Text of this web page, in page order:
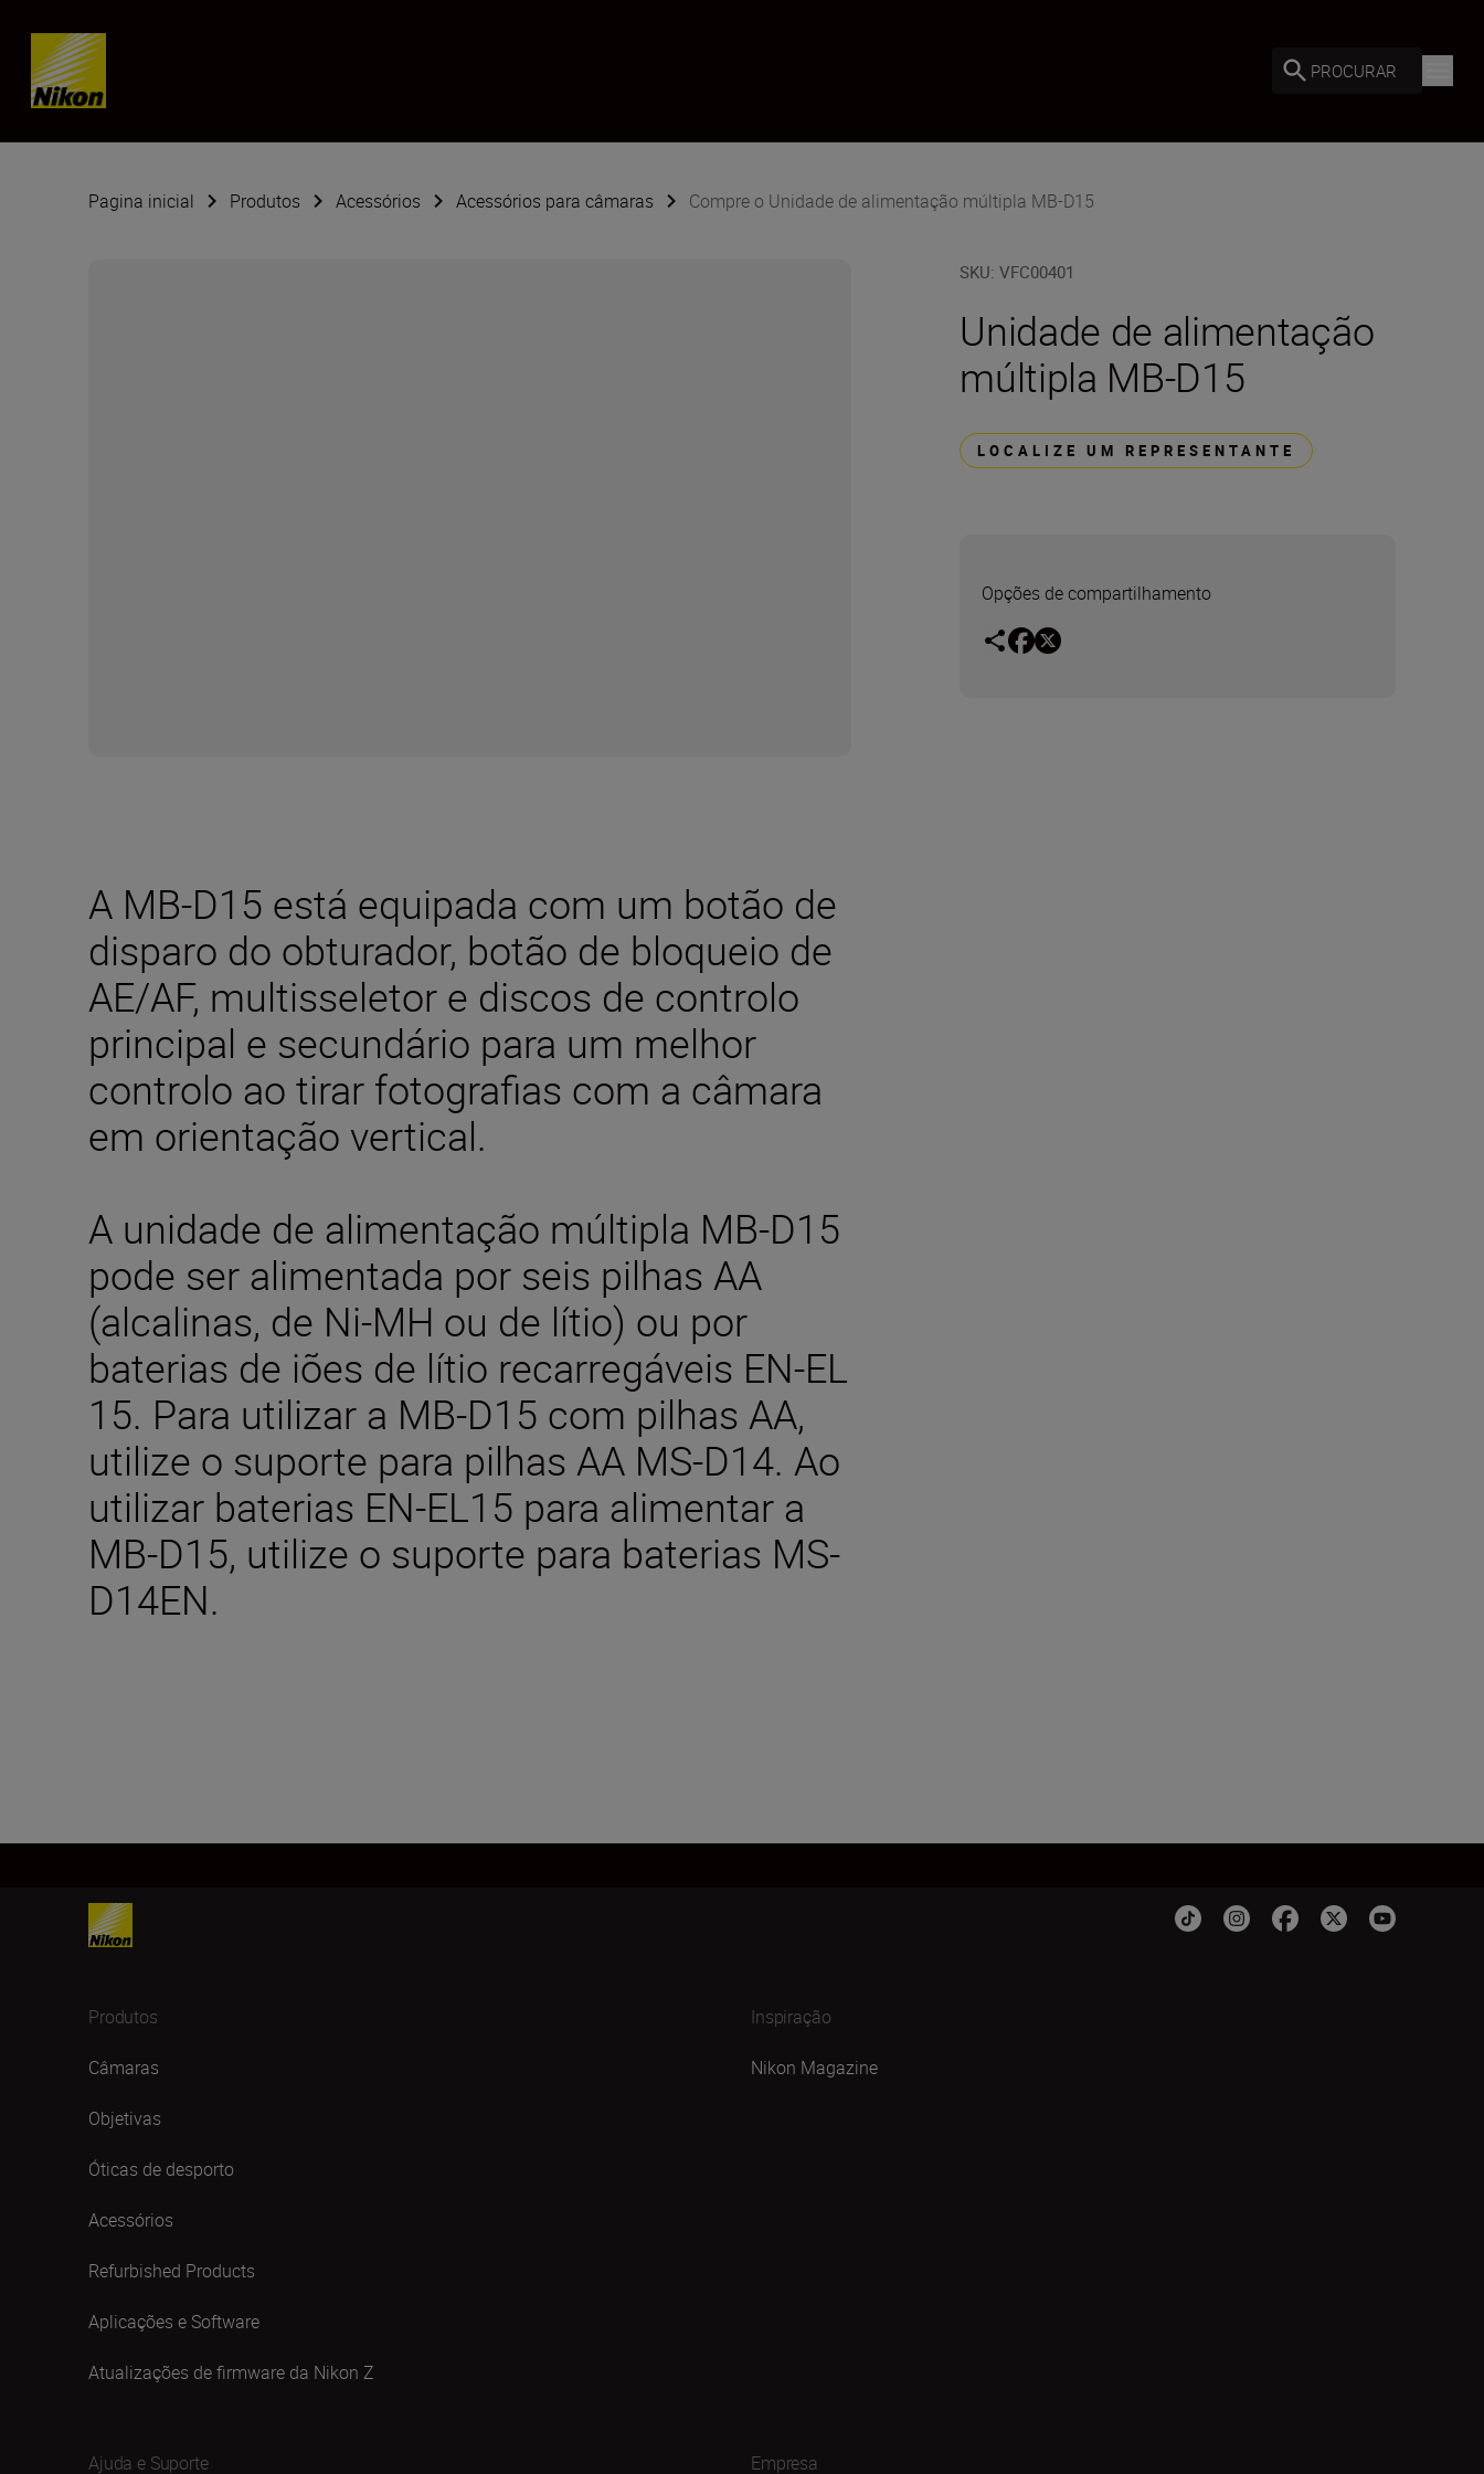
Skip content
PROCURAR
Pagina inicial Produtos Acessórios Acessórios para câmaras Compre o Unidade de alimentação múltipla MB-D15
SKU:VFC00401
Unidade de alimentação
múltipla MB-D15
LOCALIZE UM REPRESENTANTE
Opções de compartilhamento
A MB-D15 está equipada com um botão de
disparo do obturador, botão de bloqueio de
AE/AF, multisseletor e discos de controlo
principal e secundário para um melhor
controlo ao tirar fotografias com a câmara
em orientação vertical.
A unidade de alimentação múltipla MB-D15
pode ser alimentada por seis pilhas AA
(alcalinas, de Ni-MH ou de lítio) ou por
baterias de iões de lítio recarregáveis EN-EL
15. Para utilizar a MB-D15 com pilhas AA,
utilize o suporte para pilhas AA MS-D14. Ao
utilizar baterias EN-EL15 para alimentar a
MB-D15, utilize o suporte para baterias MS-
D14EN.
Produtos
Câmaras
Objetivas
Óticas de desporto
Acessórios
Refurbished Products
Aplicações e Software
Atualizações de firmware da Nikon Z
Inspiração
Nikon Magazine
Ajuda e Suporte Empresa